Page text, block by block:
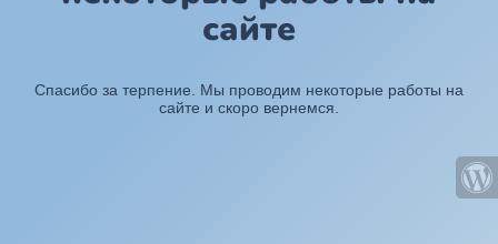
сайте
Спасибо за терпение. Мы проводим некоторые работы на
сайте и скоро вернемся.